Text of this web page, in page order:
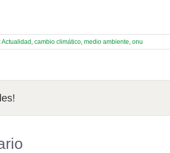
Actualidad , cambio climático, medio ambiente, onu